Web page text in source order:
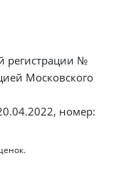
регистрации №
Московского
номер: